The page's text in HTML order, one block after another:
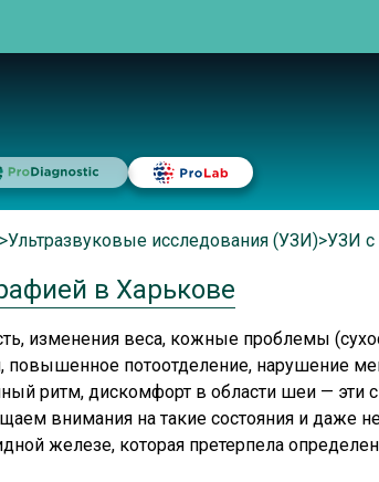
> Ультразвуковые исследования (УЗИ)> УЗИ
в Харькове
изменения веса, кожные проблемы
повышенное потоотделение, нарушение
ритм, дискомфорт в области шеи —
внимания на такие состояния и даже
железе, которая претерпела